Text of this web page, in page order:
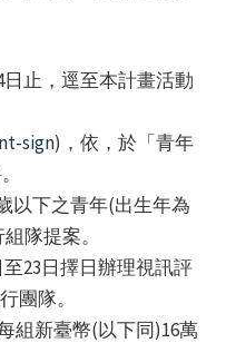
止，逕至本計畫活動
sign)，依，於「青年
以下之青年(出生年為
隊提案。
23日擇日辦理視訊評
團隊。
組新臺幣(以下同)16萬